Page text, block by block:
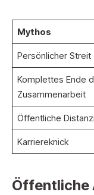
Mythos
Persönlicher Streit
Komplettes Ende
Zusammenarbeit
Öffentliche
Karriereknick
Öffentliche